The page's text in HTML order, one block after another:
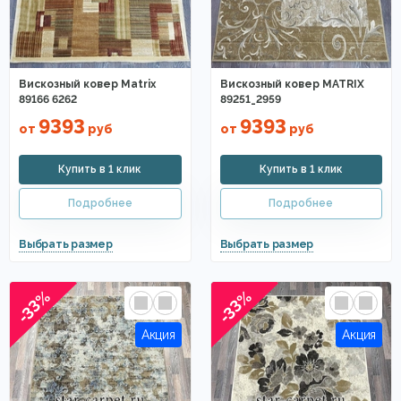
Вискозный ковер Matrix
89166 6262
от 9393 руб
Вискозный ковер MATRIX
89251_2959
от 9393 руб
-33% -33%